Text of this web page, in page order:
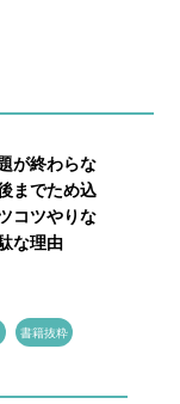
が終わらな
までため込
コツやりな
な理由
書籍抜粋